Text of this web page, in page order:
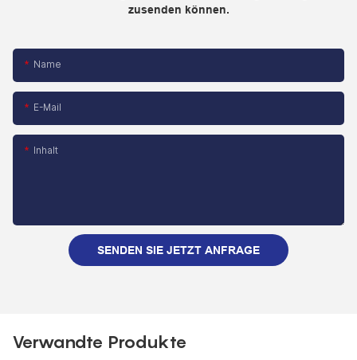
zusenden können.
Name
E-Mail
Inhalt
SENDEN SIE JETZT ANFRAGE
Verwandte Produkte